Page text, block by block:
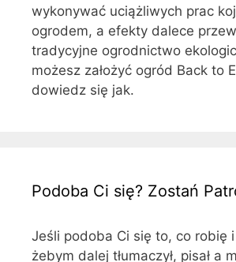
wykonywać uciążliwych prac
ogrodem, a efekty dalece
tradycyjne ogrodnictwo
możesz założyć ogród Back to
dowiedz się jak.
Podoba Ci się? Zostań
Jeśli podoba Ci się to, co robię
żebym dalej tłumaczył, pisał a